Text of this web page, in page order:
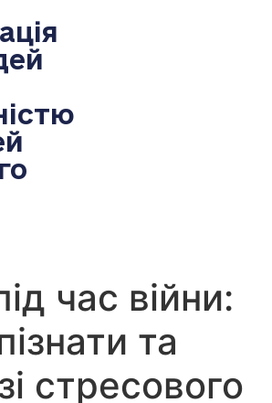
час війни:
та
стресового